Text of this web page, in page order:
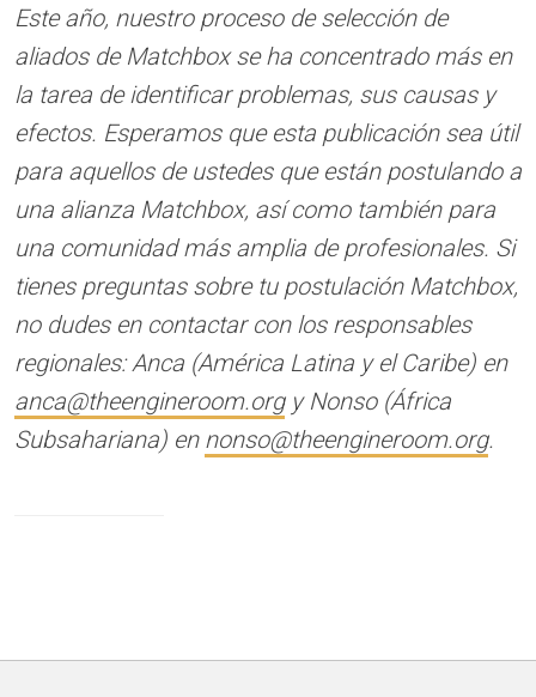
Este año, nuestro proceso de selección de
aliados de Matchbox se ha concentrado más en
la tarea de identificar problemas, sus causas y
efectos. Esperamos que esta publicación sea útil
para aquellos de ustedes que están postulando a
una alianza Matchbox, así como también para
una comunidad más amplia de profesionales. Si
tienes preguntas sobre tu postulación Matchbox,
no dudes en contactar con los responsables
regionales: Anca (América Latina y el Caribe) en
anca@theengineroom.orgy Nonso (África
Subsahariana) en nonso@theengineroom.org.